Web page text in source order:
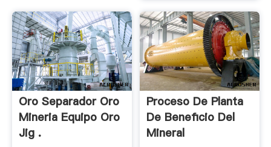
Oro Separador Oro
Mineria Equipo Oro
Jig .
Proceso De Planta
De Beneficio Del
Mineral